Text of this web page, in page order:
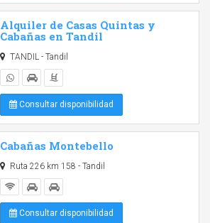
Alquiler de Casas Quintas y
Cabañas en Tandil
TANDIL - Tandil
Consultar disponibilidad
Cabañas Montebello
Ruta 226 km 158 - Tandil
Consultar disponibilidad